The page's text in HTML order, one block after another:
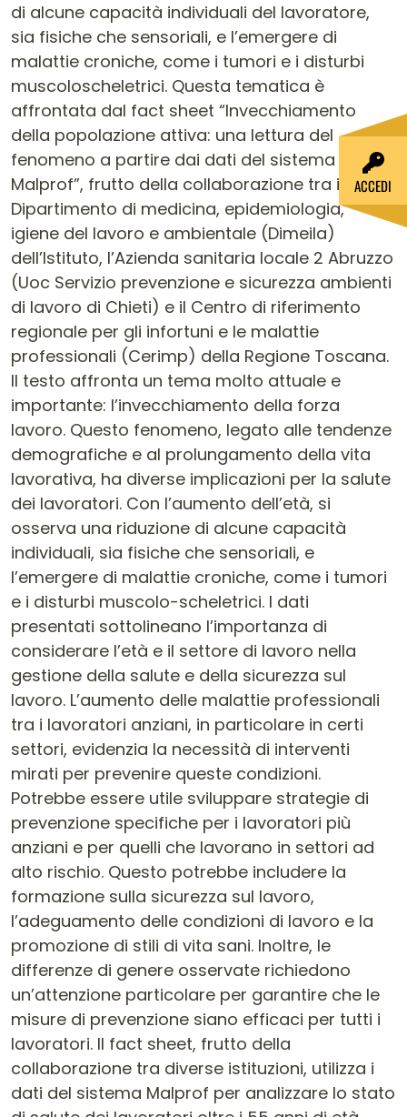
di alcune capacità individuali del lavoratore,
sia fisiche che sensoriali, e l’emergere di
malattie croniche, come i tumori e i disturbi
muscoloscheletrici. Questa tematica è
affrontata dal fact sheet “Invecchiamento
della popolazione attiva: una lettura del
fenomeno a partire dai dati del sistema
Malprof”, frutto della collaborazione tra il
Dipartimento di medicina, epidemiologia,
igiene del lavoro e ambientale (Dimeila)
dell’Istituto, l’Azienda sanitaria locale 2 Abruzzo
(Uoc Servizio prevenzione e sicurezza ambienti
di lavoro di Chieti) e il Centro di riferimento
regionale per gli infortuni e le malattie
professionali (Cerimp) della Regione Toscana.
Il testo affronta un tema molto attuale e
importante: l’invecchiamento della forza
lavoro. Questo fenomeno, legato alle tendenze
demografiche e al prolungamento della vita
lavorativa, ha diverse implicazioni per la salute
dei lavoratori. Con l’aumento dell’età, si
osserva una riduzione di alcune capacità
individuali, sia fisiche che sensoriali, e
l’emergere di malattie croniche, come i tumori
e i disturbi muscolo-scheletrici. I dati
presentati sottolineano l’importanza di
considerare l’età e il settore di lavoro nella
gestione della salute e della sicurezza sul
lavoro. L’aumento delle malattie professionali
tra i lavoratori anziani, in particolare in certi
settori, evidenzia la necessità di interventi
mirati per prevenire queste condizioni.
Potrebbe essere utile sviluppare strategie di
prevenzione specifiche per i lavoratori più
anziani e per quelli che lavorano in settori ad
alto rischio. Questo potrebbe includere la
formazione sulla sicurezza sul lavoro,
l’adeguamento delle condizioni di lavoro e la
promozione di stili di vita sani. Inoltre, le
differenze di genere osservate richiedono
un’attenzione particolare per garantire che le
misure di prevenzione siano efficaci per tutti i
lavoratori. Il fact sheet, frutto della
collaborazione tra diverse istituzioni, utilizza i
dati del sistema Malprof per analizzare lo stato
ACCEDI